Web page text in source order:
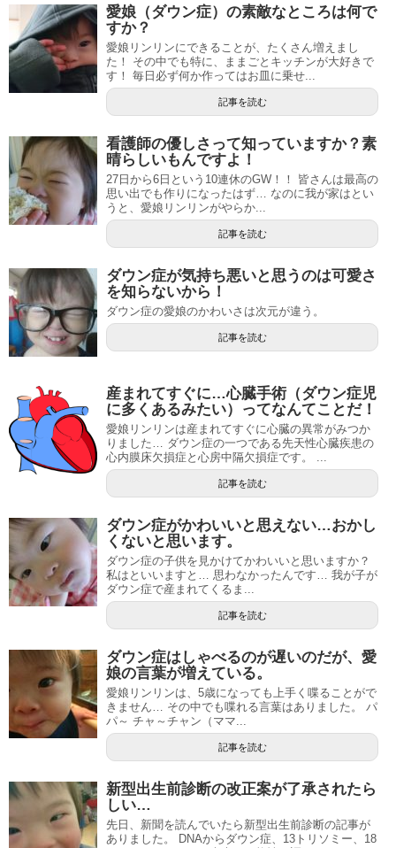
愛娘（ダウン症）の素敵なところは何で
すか？
愛娘リンリンにできることが、たくさん増えまし
た！ その中でも特に、ままごとキッチンが大好きで
す！ 毎日必ず何か作ってはお皿に乗せ...
記事を読む
看護師の優しさって知っていますか？素
晴らしいもんですよ！
27日から6日という10連休のGW！！ 皆さんは最高の
思い出でも作りになったはず… なのに我が家はとい
うと、愛娘リンリンがやらか...
記事を読む
ダウン症が気持ち悪いと思うのは可愛さ
を知らないから！
ダウン症の愛娘のかわいさは次元が違う。
記事を読む
産まれてすぐに…心臓手術（ダウン症児
に多くあるみたい）ってなんてことだ！
愛娘リンリンは産まれてすぐに心臓の異常がみつか
りました… ダウン症の一つである先天性心臓疾患の
心内膜床欠損症と心房中隔欠損症です。 ...
記事を読む
ダウン症がかわいいと思えない…おかし
くないと思います。
ダウン症の子供を見かけてかわいいと思いますか？
私はといいますと… 思わなかったんです… 我が子が
ダウン症で産まれてくるま...
記事を読む
ダウン症はしゃべるのが遅いのだが、愛
娘の言葉が増えている。
愛娘リンリンは、5歳になっても上手く喋ることがで
きません… その中でも喋れる言葉はありました。 パ
パ～ チャ～チャン（ママ...
記事を読む
新型出生前診断の改正案が了承されたら
しい…
先日、新聞を読んでいたら新型出生前診断の記事が
ありました。 DNAからダウン症、13トリソミー、18